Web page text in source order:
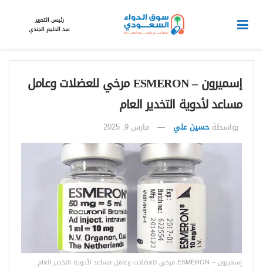
رئيس التحرير
عبد الحليم الجندي
إسميرون – ESMERON مرخي للعضلات وعامل
مساعد لأدوية التخدير العام
بواسطة حسين علي مارس 9, 2025
إسميرون – ESMERON مرخي للعضلات وعامل مساعد لأدوية التخدير العام